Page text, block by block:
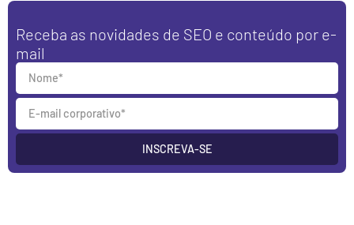
Receba as novidades de SEO e conteúdo por e-
mail
INSCREVA-SE